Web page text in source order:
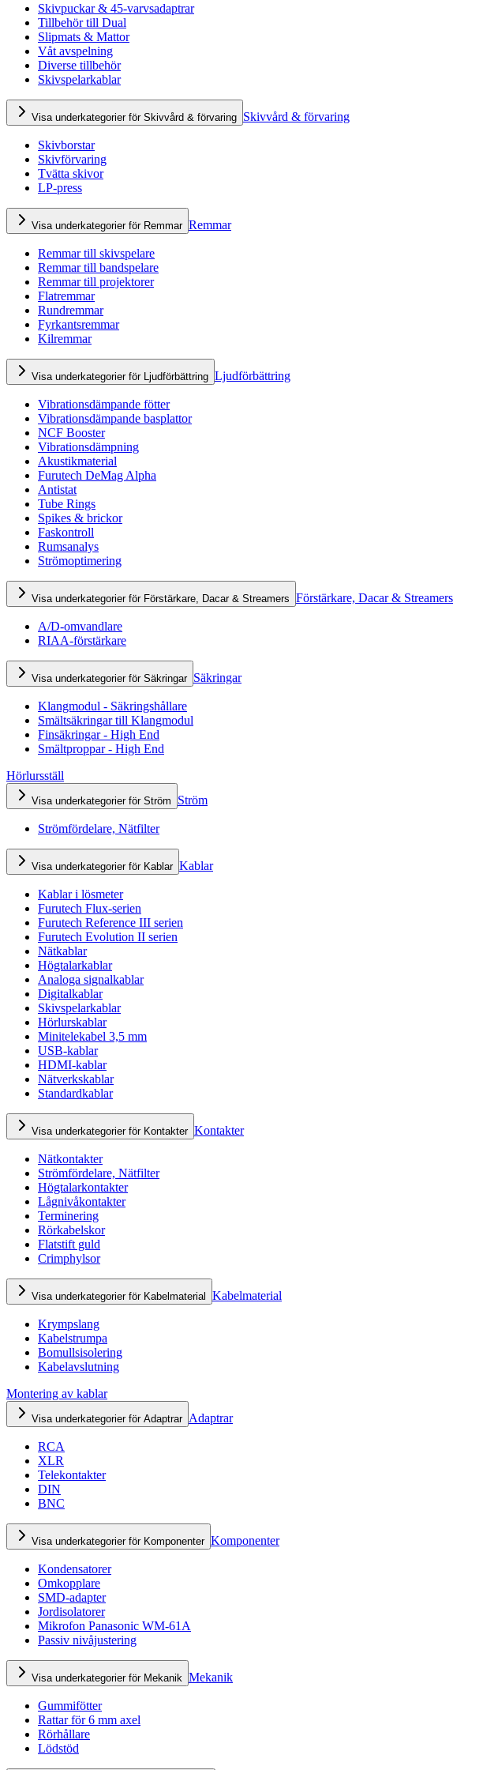
Skivpuckar & 45-varvsadaptrar
Tillbehör till Dual
Slipmats & Mattor
Våt avspelning
Diverse tillbehör
Skivspelarkablar
Visa underkategorier för Skivvård & förvaring Skivvård & förvaring
Skivborstar
Skivförvaring
Tvätta skivor
LP-press
Visa underkategorier för Remmar Remmar
Remmar till skivspelare
Remmar till bandspelare
Remmar till projektorer
Flatremmar
Rundremmar
Fyrkantsremmar
Kilremmar
Visa underkategorier för Ljudförbättring Ljudförbättring
Vibrationsdämpande fötter
Vibrationsdämpande basplattor
NCF Booster
Vibrationsdämpning
Akustikmaterial
Furutech DeMag Alpha
Antistat
Tube Rings
Spikes & brickor
Faskontroll
Rumsanalys
Strömoptimering
Visa underkategorier för Förstärkare, Dacar & Streamers Förstärkare, Dacar & Streamers
A/D-omvandlare
RIAA-förstärkare
Visa underkategorier för Säkringar Säkringar
Klangmodul - Säkringshållare
Smältsäkringar till Klangmodul
Finsäkringar - High End
Smältproppar - High End
Hörlursställ
Visa underkategorier för Ström Ström
Strömfördelare, Nätfilter
Visa underkategorier för Kablar Kablar
Kablar i lösmeter
Furutech Flux-serien
Furutech Reference III serien
Furutech Evolution II serien
Nätkablar
Högtalarkablar
Analoga signalkablar
Digitalkablar
Skivspelarkablar
Hörlurskablar
Minitelekabel 3,5 mm
USB-kablar
HDMI-kablar
Nätverkskablar
Standardkablar
Visa underkategorier för Kontakter Kontakter
Nätkontakter
Strömfördelare, Nätfilter
Högtalarkontakter
Lågnivåkontakter
Terminering
Rörkabelskor
Flatstift guld
Crimphylsor
Visa underkategorier för Kabelmaterial Kabelmaterial
Krympslang
Kabelstrumpa
Bomullsisolering
Kabelavslutning
Montering av kablar
Visa underkategorier för Adaptrar Adaptrar
RCA
XLR
Telekontakter
DIN
BNC
Visa underkategorier för Komponenter Komponenter
Kondensatorer
Omkopplare
SMD-adapter
Jordisolatorer
Mikrofon Panasonic WM-61A
Passiv nivåjustering
Visa underkategorier för Mekanik Mekanik
Gummifötter
Rattar för 6 mm axel
Rörhållare
Lödstöd